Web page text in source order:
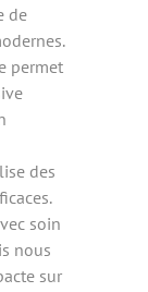
de
permet
des
soin
nous
sur